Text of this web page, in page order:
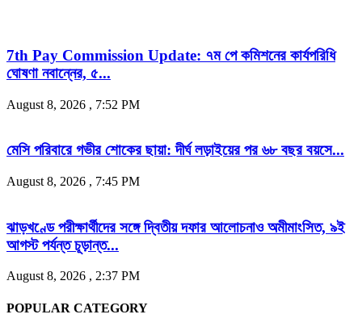
7th Pay Commission Update: ৭ম পে কমিশনের কার্যপরিধি
ঘোষণা নবান্নের, ৫...
August 8, 2026 , 7:52 PM
মেসি পরিবারে গভীর শোকের ছায়া: দীর্ঘ লড়াইয়ের পর ৬৮ বছর বয়সে...
August 8, 2026 , 7:45 PM
ঝাড়খণ্ডে পরীক্ষার্থীদের সঙ্গে দ্বিতীয় দফার আলোচনাও অমীমাংসিত, ৯ই
আগস্ট পর্যন্ত চূড়ান্ত...
August 8, 2026 , 2:37 PM
POPULAR CATEGORY